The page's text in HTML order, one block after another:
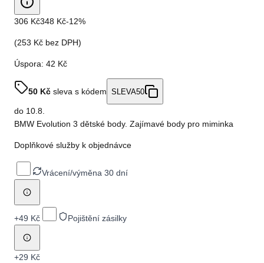
306 Kč348 Kč-12%
(253 Kč bez DPH)
Úspora: 42 Kč
50 Kč sleva s kódem SLEVA50
do 10.8.
BMW Evolution 3 dětské body. Zajímavé body pro miminka
Doplňkové služby k objednávce
Vrácení/výměna 30 dní
+49 Kč Pojištění zásilky
+29 Kč